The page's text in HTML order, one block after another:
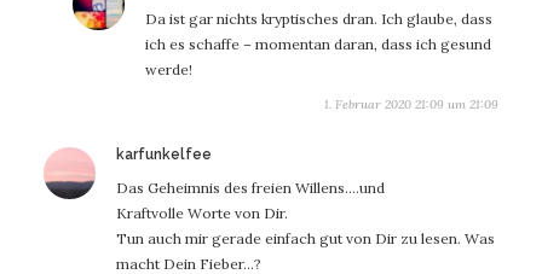
Da ist gar nichts kryptisches dran. Ich glaube, dass
ich es schaffe – momentan daran, dass ich gesund
werde!
1. Februar 2020 21:09 um 21:09
karfunkelfee
Das Geheimnis des freien Willens….und
Kraftvolle Worte von Dir.
Tun auch mir gerade einfach gut von Dir zu lesen. Was
macht Dein Fieber…?